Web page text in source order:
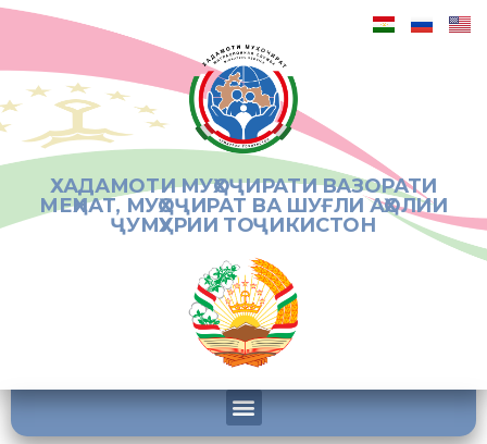
ХАДАМОТИ МУҲОҶИРАТИ ВАЗОРАТИ
МЕҲНАТ, МУҲОҶИРАТ ВА ШУҒЛИ АҲОЛИИ
ҶУМҲУРИИ ТОҶИКИСТОН